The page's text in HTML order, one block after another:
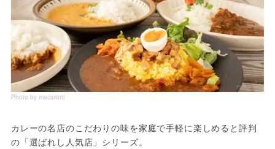
Photo by macaroni
カレーの名店のこだわりの味を家庭で手軽に楽しめると評判
の「選ばれし人気店」シリーズ。